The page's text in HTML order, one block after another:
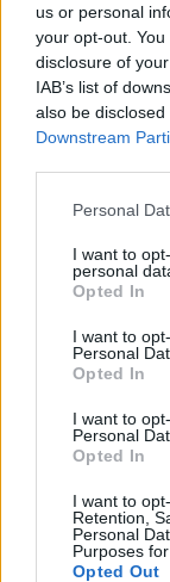
us or personal
your opt-out.
disclosure of
IAB’s list of
also be
Downstream
Personal
I want to
personal
Opted In
I want to
Personal
Opted In
I want to
Personal
Opted In
I want to
Retention,
Personal
Purposes
Opted Out
che la sua